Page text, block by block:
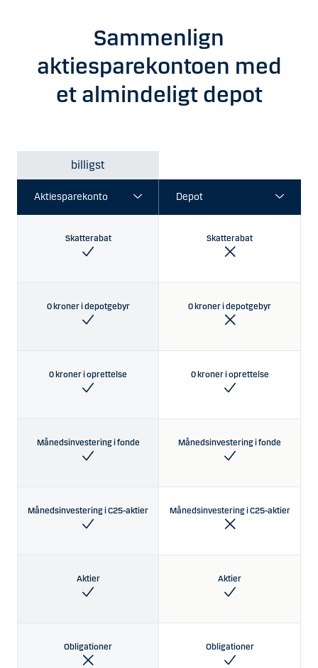
Sammenlign
aktiesparekontoen med
et almindeligt depot
billigst
Skatterabat
0 kroner i depotgebyr
0 kroner i oprettelse
Månedsinvestering i fonde
Månedsinvestering i C25-aktier
Aktier
Obligationer
Skatterabat
0 kroner i depotgebyr
0 kroner i oprettelse
Månedsinvestering i fonde
Månedsinvestering i C25-aktier
Aktier
Obligationer